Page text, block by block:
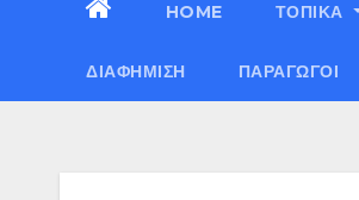
HOME ΤΟΠΙΚΑ
ΔΙΑΦΉΜΙΣΗ ΠΑΡΑΓΩΓΟΊ